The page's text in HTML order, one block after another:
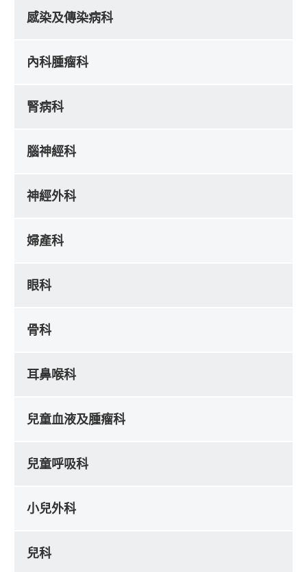
感染及傳染病科
內科腫瘤科
腎病科
腦神經科
神經外科
婦產科
眼科
骨科
耳鼻喉科
兒童血液及腫瘤科
兒童呼吸科
小兒外科
兒科